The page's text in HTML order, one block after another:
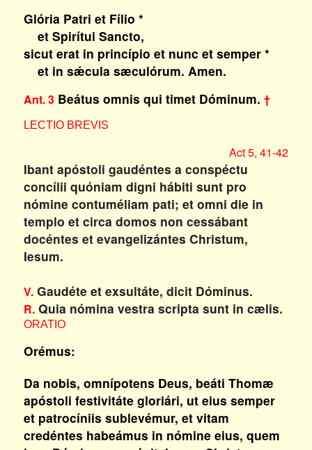
Glória Patri et Fílio *
et Spirítui Sancto,
sicut erat in princípio et nunc et semper *
et in sǽcula sæculórum. Amen.
Ant. 3Beátus omnis qui timet Dóminum. †
LECTIO BREVIS
Act 5, 41-42
Ibant apóstoli gaudéntes a conspéctu
concílii quóniam digni hábiti sunt pro
nómine contuméliam pati; et omni die in
templo et circa domos non cessábant
docéntes et evangelizántes Christum,
Iesum.
V.Gaudéte et exsultáte, dicit Dóminus.
R.Quia nómina vestra scripta sunt in cælis.
ORATIO
Orémus:
Da nobis, omnípotens Deus, beáti Thomæ
apóstoli festivitáte gloriári, ut eius semper
et patrocíniis sublevémur, et vitam
credéntes habeámus in nómine eius, quem